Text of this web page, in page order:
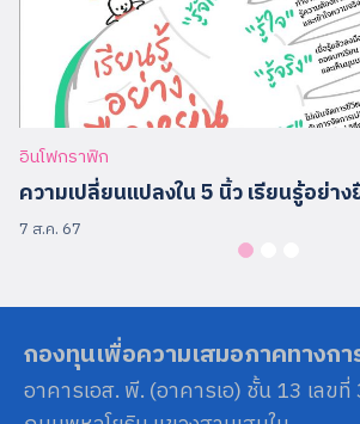
อินโฟกราฟิก
ความเปลี่ยนแปลงใน 5 นิ้ว เรียนรู้อย่า
7 ส.ค. 67
กองทุนเพื่อความเสมอภาคทางก
อาคารเอส. พี. (อาคารเอ) ชั้น 13 เลข